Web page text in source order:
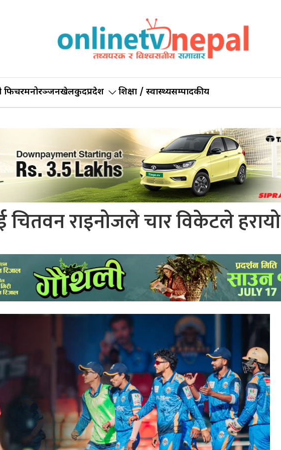
फिचरमनोरञ्जनखेलकुदप्रदेश शिक्षा / स्वास्थ्यसम्पादकीय
चितवन राइनोजले चार विकेटले हरायो